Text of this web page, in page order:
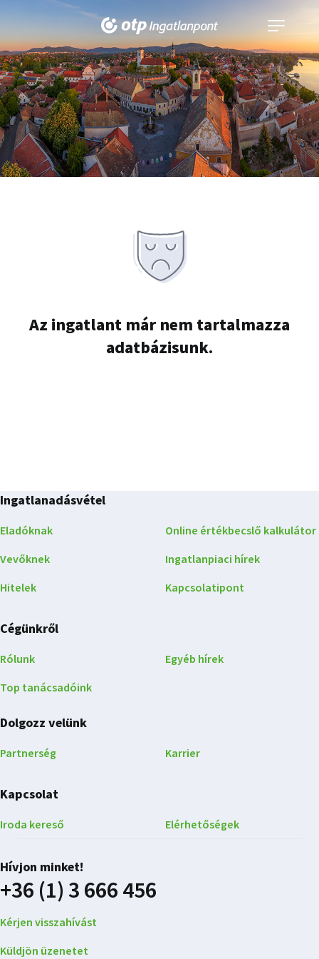
Navigáció
kinyitása
Az ingatlant már nem tartalmazza
adatbázisunk.
Ingatlanadásvétel
Eladóknak
Vevőknek
Hitelek
Online értékbecslő kalkulátor
Ingatlanpiaci hírek
Kapcsolatipont
Cégünkről
Rólunk
Top tanácsadóink
Egyéb hírek
Dolgozz velünk
Partnerség Karrier
Kapcsolat
Iroda kereső Elérhetőségek
Hívjon minket!
+36 (1) 3 666 456
Kérjen visszahívást
Küldjön üzenetet